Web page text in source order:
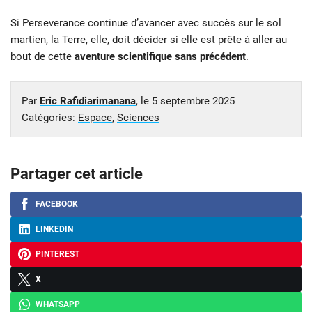
Si Perseverance continue d’avancer avec succès sur le sol
martien, la Terre, elle, doit décider si elle est prête à aller au
bout de cette aventure scientifique sans précédent.
Par Eric Rafidiarimanana, le 5 septembre 2025
Catégories: Espace, Sciences
Partager cet article
FACEBOOK
LINKEDIN
PINTEREST
X
WHATSAPP